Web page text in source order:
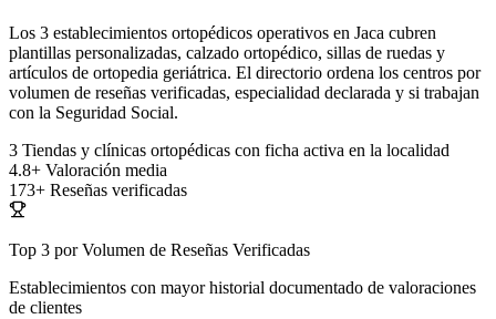
Los 3 establecimientos ortopédicos operativos en Jaca cubren
plantillas personalizadas, calzado ortopédico, sillas de ruedas y
artículos de ortopedia geriátrica. El directorio ordena los centros por
volumen de reseñas verificadas, especialidad declarada y si trabajan
con la Seguridad Social.
3 Tiendas y clínicas ortopédicas con ficha activa en la localidad
4.8+ Valoración media
173+ Reseñas verificadas
Top 3 por Volumen de Reseñas Verificadas
Establecimientos con mayor historial documentado de valoraciones
de clientes